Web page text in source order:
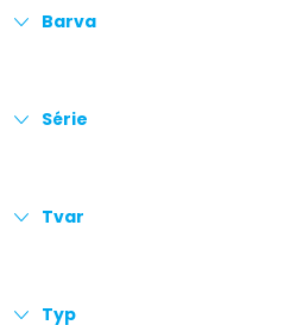
Barva
Série
Tvar
Typ